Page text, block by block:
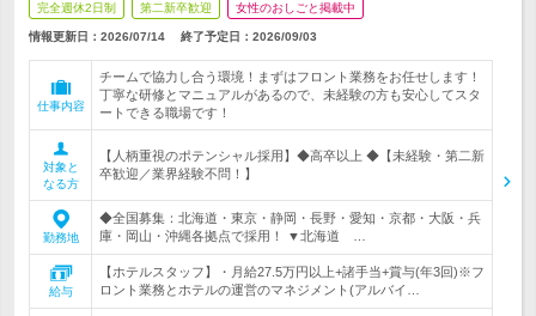
完全週休2日制 第二新卒歓迎 女性のおしごと掲載中
情報更新日：2026/07/14 終了予定日： 2026/09/03
仕事内容
チームで協力し合う環境！まずはフロント業務をお任せします！
丁寧な研修とマニュアルがあるので、未経験の方も安心してスタ
ートできる職場です！
対象と
なる方
【人柄重視のポテンシャル採用】◆高卒以上 ◆【未経験・第二新
卒歓迎／業界経験不問！】
勤務地
◆全国募集：北海道・東京・静岡・長野・愛知・京都・大阪・兵
庫・岡山・沖縄各拠点で採用！ ▼北海道 …
給与
【ホテルスタッフ】・月給27.5万円以上+諸手当+賞与(年3回)※フ
ロント業務とホテルの運営のマネジメント(アルバイ…